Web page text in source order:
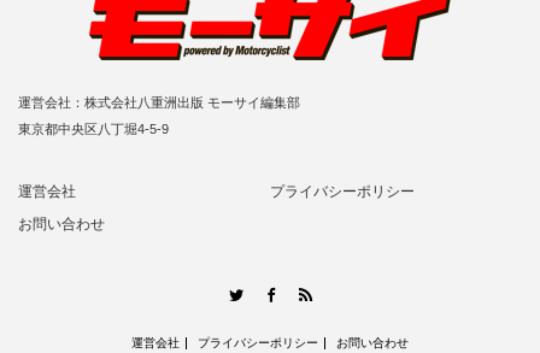
運営会社：株式会社八重洲出版 モーサイ編集部
東京都中央区八丁堀4-5-9
運営会社
プライバシーポリシー
お問い合わせ
TwitterFacebook
運営会社 プライバシーポリシー お問い合わせ